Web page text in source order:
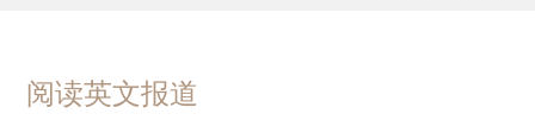
阅读英文报道